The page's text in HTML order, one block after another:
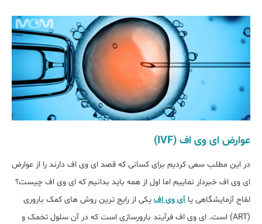
عوارض ای وی اف (IVF)
در این مطلب سعی کردیم برای کسانی که قصد ای وی اف دارند را از عوارض
ای وی اف خبردار نماییم اما اول از همه باید بدانیم که ای وی اف چیست؟
لقاح آزمایشگاهی یا آی وی اف یکی از رایج ترین روش های کمک باروری
(ART) است. ای وی اف فرآیند بارورسازی است که در آن سلول تخمک و